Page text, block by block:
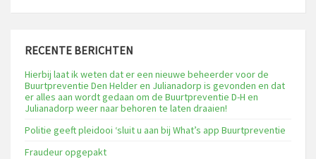
RECENTE BERICHTEN
Hierbij laat ik weten dat er een nieuwe beheerder voor de
Buurtpreventie Den Helder en Julianadorp is gevonden en dat
er alles aan wordt gedaan om de Buurtpreventie D-H en
Julianadorp weer naar behoren te laten draaien!
Politie geeft pleidooi ‘sluit u aan bij What’s app Buurtpreventie
Fraudeur opgepakt